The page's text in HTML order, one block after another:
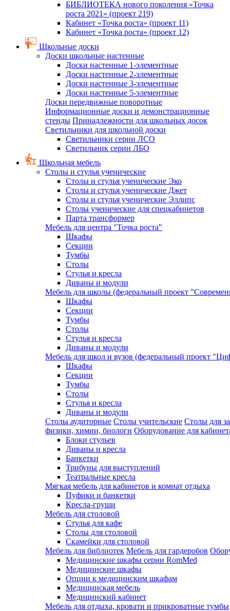
БИБЛИОТЕКА нового поколения «Точка
роста 2021» (проект 219)
Кабинет «Точка роста» (проект 11)
Кабинет «Точка роста» (проект 12)
Школьные доски
Доски школьные настенные
Доски настенные 1-элементные
Доски настенные 2-элементные
Доски настенные 3-элементные
Доски настенные 5-элементные
Доски передвижные поворотные
Информационные доски и демонстрационные
стенды Принадлежности для школьных досок
Светильники для школьной доски
Светильники серии ЛСО
Светильник серии ЛБО
Школьная мебель
Столы и стулья ученические
Столы и стулья ученические Эко
Столы и стулья ученические Джет
Столы и стулья ученические Эллипс
Столы ученические для спецкабинетов
Парта трансформер
Мебель для центра "Точка роста"
Шкафы
Секции
Тумбы
Столы
Стулья и кресла
Диваны и модули
Мебель для школы (федеральный проект
Шкафы
Секции
Тумбы
Столы
Стулья и кресла
Диваны и модули
Мебель для школ и вузов (федеральный проект
Шкафы
Секции
Тумбы
Столы
Стулья и кресла
Диваны и модули
Столы аудиторные Столы учительские Столы для
физики, химии, биологи Оборудование для
Блоки стульев
Диваны и кресла
Банкетки
Трибуны для выступлений
Театральные кресла
Мягкая мебель для кабинетов и комнат отдыха
Пуфики и банкетки
Кресла-груши
Мебель для столовой
Cтулья для кафе
Cтолы для столовой
Скамейки для столовой
Мебель для библиотек Мебель для гардеробов
Медицинские шкафы серии RomMed
Медицинские шкафы
Опции к медицинским шкафам
Медицинская мебель
Медицинский кабинет
Мебель для отдыха, кровати и прикроватные тумбы